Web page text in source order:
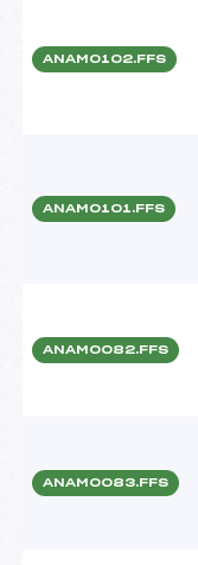
ANAM0102.FFS
ANAM0101.FFS
ANAM0082.FFS
ANAM0083.FFS